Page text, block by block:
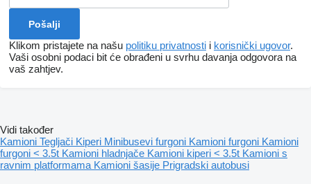
Klikom pristajete na našu politiku privatnosti i korisnički ugovor.
Vaši osobni podaci bit će obrađeni u svrhu davanja odgovora na
vaš zahtjev.
Vidi također
Kamioni Tegljači Kiperi Minibusevi furgoni Kamioni furgoni Kamioni
furgoni < 3.5t Kamioni hladnjače Kamioni kiperi < 3.5t Kamioni s
ravnim platformama Kamioni šasije Prigradski autobusi